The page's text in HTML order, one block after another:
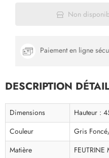
Non
Paiement en ligne
DESCRIPTION
Dimensions
Hauteur :
Couleur
Gris
Matière
FEUTRINE